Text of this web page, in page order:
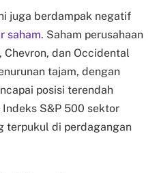
juga berdampak negatif
saham. Saham perusahaan
dan Occidental
tajam, dengan
posisi terendah
S&P 500 sektor
terpukul di perdagangan